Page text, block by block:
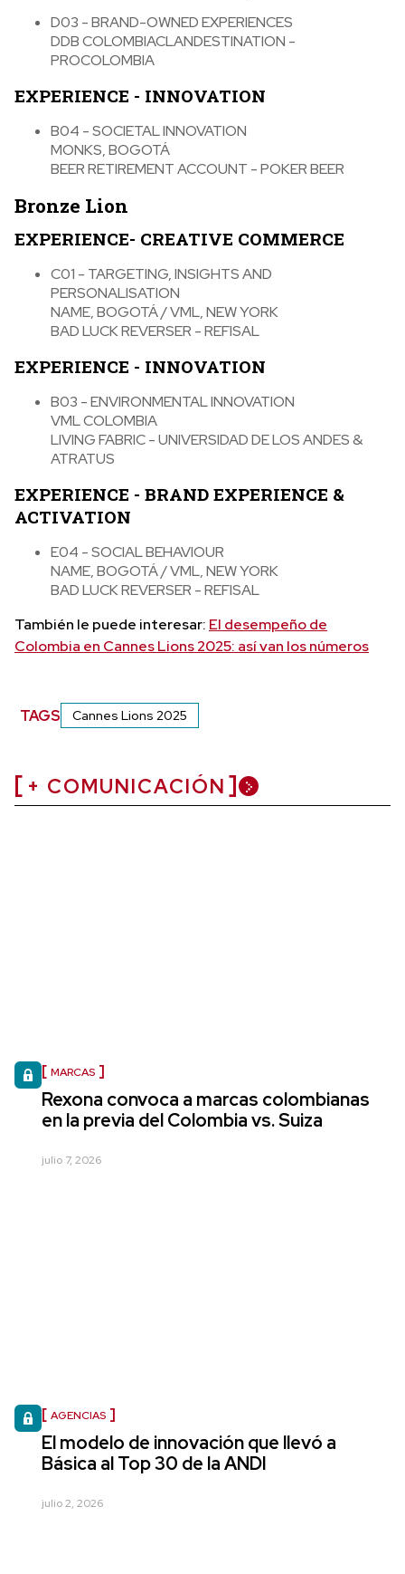
D03 - BRAND-OWNED EXPERIENCES
DDB COLOMBIACLANDESTINATION -
PROCOLOMBIA
EXPERIENCE - INNOVATION
B04 - SOCIETAL INNOVATION
MONKS, BOGOTÁ
BEER RETIREMENT ACCOUNT - POKER BEER
Bronze Lion
EXPERIENCE- CREATIVE COMMERCE
C01 - TARGETING, INSIGHTS AND
PERSONALISATION
NAME, BOGOTÁ / VML, NEW YORK
BAD LUCK REVERSER - REFISAL
EXPERIENCE - INNOVATION
B03 - ENVIRONMENTAL INNOVATION
VML COLOMBIA
LIVING FABRIC - UNIVERSIDAD DE LOS ANDES &
ATRATUS
EXPERIENCE - BRAND EXPERIENCE &
ACTIVATION
E04 - SOCIAL BEHAVIOUR
NAME, BOGOTÁ / VML, NEW YORK
BAD LUCK REVERSER - REFISAL
También le puede interesar: El desempeño de
Colombia en Cannes Lions 2025: así van los números
TAGS Cannes Lions 2025
+ COMUNICACIÓN
MARCAS
Rexona convoca a marcas colombianas
en la previa del Colombia vs. Suiza
julio 7, 2026
AGENCIAS
El modelo de innovación que llevó a
Básica al Top 30 de la ANDI
julio 2, 2026